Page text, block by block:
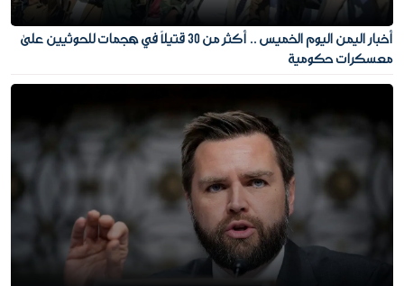
أخبار اليمن اليوم الخميس .. أكثر من 30 قتيلًا في هجمات للحوثيين على
معسكرات حكومية